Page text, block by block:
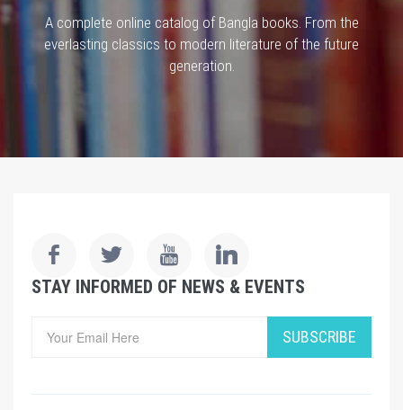
A complete online catalog of Bangla books. From the
everlasting classics to modern literature of the future
generation.
STAY INFORMED OF NEWS & EVENTS
SUBSCRIBE